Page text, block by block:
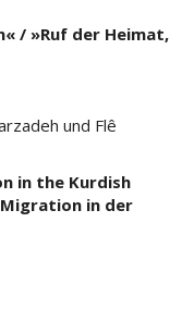
/ »Ruf der Heimat,
und Flê
in the Kurdish
in der